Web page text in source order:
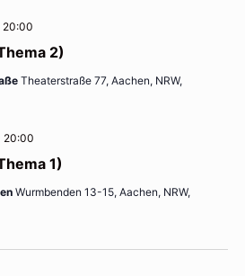
2)
20:00
Theaterstraße 77, Aachen, NRW,
1)
20:00
Wurmbenden 13-15, Aachen, NRW,